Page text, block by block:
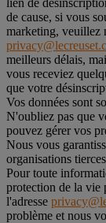
de cause, si vous
marketing, veuillez
meilleurs délais,
vous receviez
que votre
Vos données sont
N'oubliez pas que
pouvez gérer vos
Nous vous
organisations
Pour toute
protection de la vie
l'adresse
problème et nous